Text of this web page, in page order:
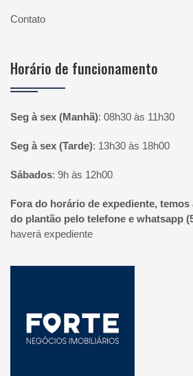
Contato
Horário de funcionamento
Seg à sex (Manhã): 08h30 às 11h30
Seg à sex (Tarde): 13h30 às 18h00
Sábados: 9h às 12h00
Fora do horário de expediente,
do plantão pelo telefone e whatsapp
haverá expediente